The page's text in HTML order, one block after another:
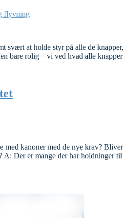
flyvning
svært at holde styr på alle de
bare rolig – vi ved hvad alle
med kanoner med de nye krav?
A: Der er mange der har holdninger